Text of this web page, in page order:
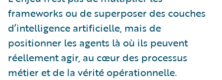
frameworks ou de superposer des couches
d’intelligence artificielle, mais de
positionner les agents là où ils peuvent
réellement agir, au cœur des processus
métier et de la vérité opérationnelle.